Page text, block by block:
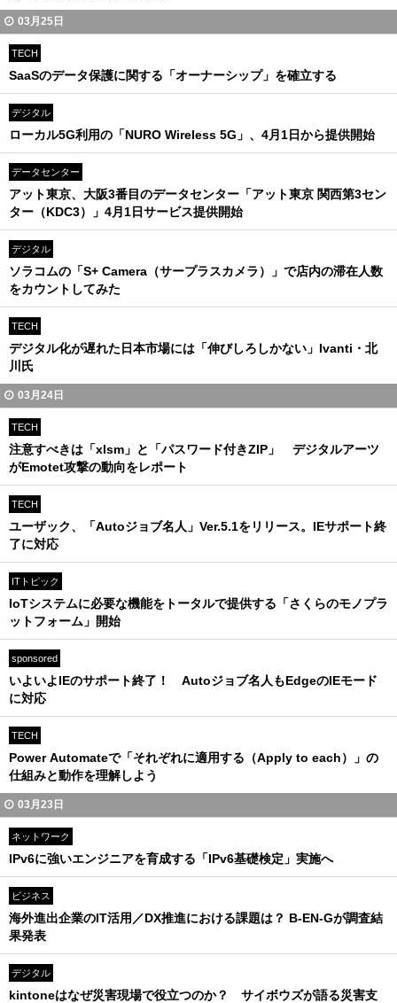
03月25日
TECH
SaaSのデータ保護に関する「オーナーシップ」を確立する
デジタル
ローカル5G利用の「NURO Wireless 5G」、4月1日から提供開始
データセンター
アット東京、大阪3番目のデータセンター「アット東京 関西第3セン
ター（KDC3）」4月1日サービス提供開始
デジタル
ソラコムの「S+ Camera（サープラスカメラ）」で店内の滞在人数
をカウントしてみた
TECH
デジタル化が遅れた日本市場には「伸びしろしかない」Ivanti・北
川氏
03月24日
TECH
注意すべきは「xlsm」と「パスワード付きZIP」 デジタルアーツ
がEmotet攻撃の動向をレポート
TECH
ユーザック、「Autoジョブ名人」Ver.5.1をリリース。IEサポート終
了に対応
ITトピック
IoTシステムに必要な機能をトータルで提供する「さくらのモノプラ
ットフォーム」開始
sponsored
いよいよIEのサポート終了！ Autoジョブ名人もEdgeのIEモード
に対応
TECH
Power Automateで「それぞれに適用する（Apply to each）」の
仕組みと動作を理解しよう
03月23日
ネットワーク
IPv6に強いエンジニアを育成する「IPv6基礎検定」実施へ
ビジネス
海外進出企業のIT活用／DX推進における課題は？ B-EN-Gが調査結
果発表
デジタル
kintoneはなぜ災害現場で役立つのか？ サイボウズが語る災害支